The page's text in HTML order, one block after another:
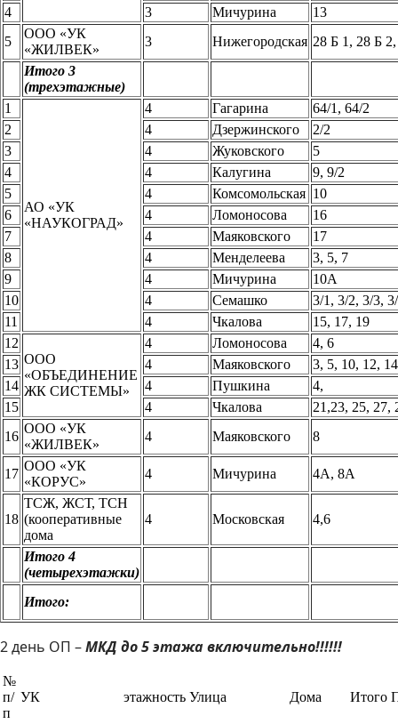
4
3 Мичурина
13
5
ООО «УК
«ЖИЛВЕК»
3 Нижегородская 28 Б 1, 28 Б
Итого 3
(трехэтажные)
1
АО «УК
«НАУКОГРАД»
4 Гагарина
64/1, 64/2
2
4 Дзержинского
2/2
3
4 Жуковского
5
4
4 Калугина
9, 9/2
5
4 Комсомольская 10
6
4 Ломоносова
16
7
4 Маяковского
17
8
4 Менделеева
3, 5, 7
9
4 Мичурина
10А
10
4 Семашко
3/1, 3/2, 3/3,
11
4 Чкалова
15, 17, 19
12
ООО
«ОБЪЕДИНЕНИЕ
ЖК СИСТЕМЫ»
4 Ломоносова
4, 6
13
4 Маяковского
3, 5, 10, 12,
14
4 Пушкина
4,
15
4 Чкалова
21,23, 25, 27,
16
ООО «УК
«ЖИЛВЕК»
4 Маяковского 8
17
ООО «УК
«КОРУС»
4 Мичурина 4А, 8А
18
ТСЖ, ЖСТ, ТСН
(кооперативные
дома
4 Московская 4,6
Итого 4
(четырехэтажки)
Итого:
2 день ОП –МКД до 5 этажа включительно!!!!!!
№
п/
п
УК этажность Улица Дома Итого